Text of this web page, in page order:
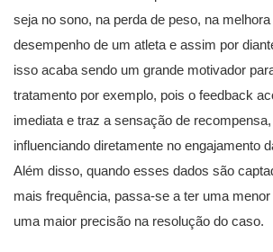
seja no sono, na perda de peso, na
desempenho de um atleta e assim por
isso acaba sendo um grande motivador
tratamento por exemplo, pois o feedback
imediata e traz a sensação de
influenciando diretamente no engajamento
Além disso, quando esses dados são
mais frequência, passa-se a ter uma
uma maior precisão na resolução do caso.